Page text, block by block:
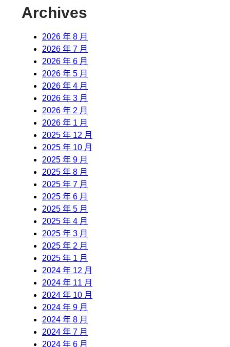
Archives
2026 年 8 月
2026 年 7 月
2026 年 6 月
2026 年 5 月
2026 年 4 月
2026 年 3 月
2026 年 2 月
2026 年 1 月
2025 年 12 月
2025 年 10 月
2025 年 9 月
2025 年 8 月
2025 年 7 月
2025 年 6 月
2025 年 5 月
2025 年 4 月
2025 年 3 月
2025 年 2 月
2025 年 1 月
2024 年 12 月
2024 年 11 月
2024 年 10 月
2024 年 9 月
2024 年 8 月
2024 年 7 月
2024 年 6 月